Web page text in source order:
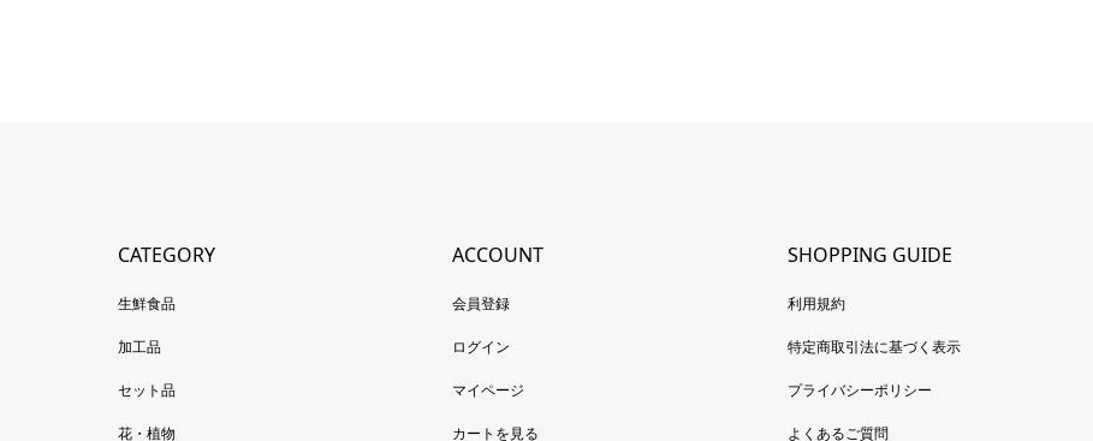
CATEGORY
生鮮食品
加工品
セット品
花・植物
ACCOUNT
会員登録
ログイン
マイページ
カートを見る
SHOPPING GUIDE
利用規約
特定商取引法に基づく表示
プライバシーポリシー
よくあるご質問